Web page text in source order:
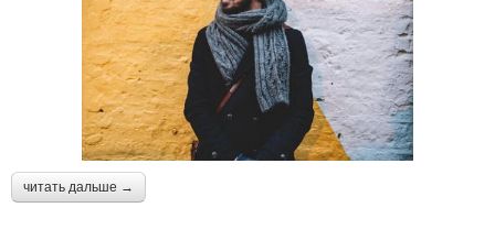
читать дальше →